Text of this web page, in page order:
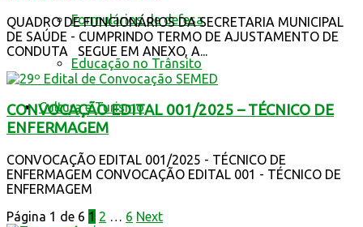
Formulários de defesa
Educação no Trânsito
Cultura e Turismo
QUADRO DE FUNCIONÁRIOS DA SECRETARIA MUNICIPAL
DE SAÚDE - CUMPRINDO TERMO DE AJUSTAMENTO DE
CONDUTA SEGUE EM ANEXO, A...
CONVOCAÇÃO EDITAL 001/2025 – TÉCNICO DE
ENFERMAGEM
CONVOCAÇÃO EDITAL 001/2025 - TÉCNICO DE
ENFERMAGEM CONVOCAÇÃO EDITAL 001 - TÉCNICO DE
ENFERMAGEM
Página 1 de 6 1 2 … 6 Next